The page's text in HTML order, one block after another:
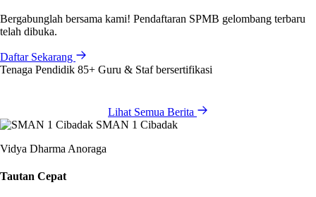
Bergabunglah bersama kami! Pendaftaran SPMB gelombang terbaru
telah dibuka.
Daftar Sekarang
Tenaga Pendidik 85+ Guru & Staf bersertifikasi
Lihat Semua Berita
SMAN 1 Cibadak
Vidya Dharma Anoraga
Tautan Cepat